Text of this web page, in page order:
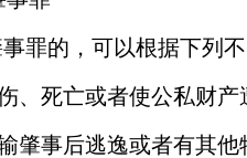
罪的，可以根据下列
、死亡或者使公私财
肇事后逃逸或者有其